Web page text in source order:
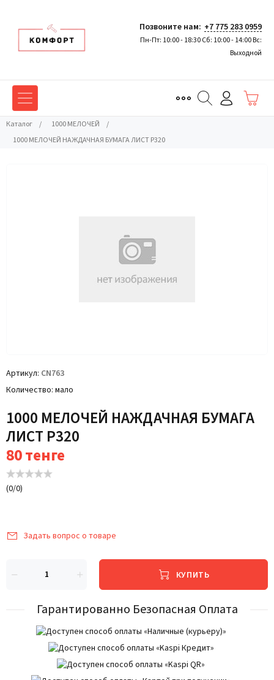
Позвоните нам: +7 775 283 0959
Пн-Пт: 10:00 - 18:30 Сб: 10:00 - 14:00 Вс:
Выходной
Каталог / 1000 МЕЛОЧЕЙ
/
1000 МЕЛОЧЕЙ НАЖДАЧНАЯ БУМАГА ЛИСТ Р320
Артикул CN763
Количество мало
1000 МЕЛОЧЕЙ НАЖДАЧНАЯ БУМАГА
ЛИСТ Р320
80тенге
(0/0)
Задать вопрос о товаре
КУПИТЬ
Гарантированно Безопасная Оплата